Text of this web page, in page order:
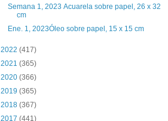
Semana 1, 2023 Acuarela sobre papel, 26 x 32
cm
Ene. 1, 2023Óleo sobre papel, 15 x 15 cm
2022 (417)
2021 (365)
2020 (366)
2019 (365)
2018 (367)
2017 (441)